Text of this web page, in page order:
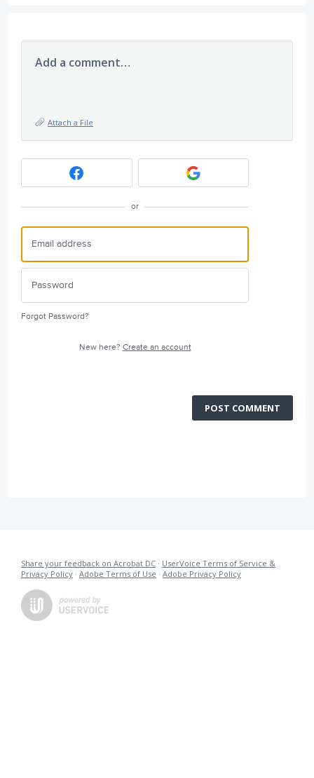
Add a comment…
Attach a File
or
Forgot Password?
New here? Create an account
POST COMMENT
Share your feedback on Acrobat DC · UserVoice Terms of Service &
Privacy Policy · Adobe Terms of Use · Adobe Privacy Policy